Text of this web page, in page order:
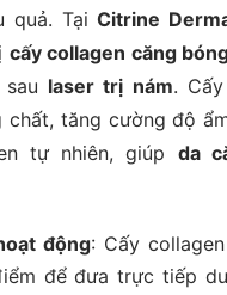
quả. TạiCitrine
cấy collagen căng
laser trị nám.
chất, tăng cường độ
tự nhiên, giúp da
động: Cấy
để đưa trực tiếp